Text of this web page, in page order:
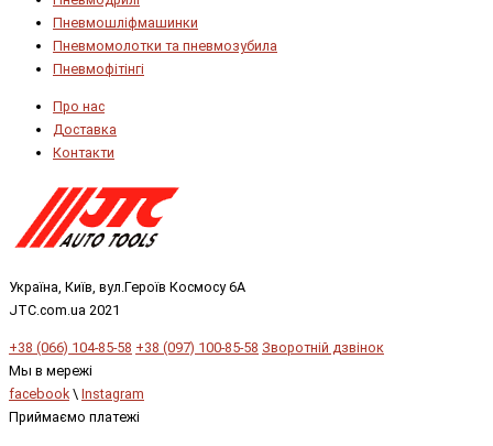
Пневмошліфмашинки
Пневмомолотки та пневмозубила
Пневмофітінгі
Про нас
Доставка
Контакти
Україна, Київ, вул.Героїв Космосу 6А
JTC.com.ua 2021
+38 (066) 104-85-58 +38 (097) 100-85-58 Зворотній дзвінок
Мы в мережі
facebook \ Instagram
Приймаємо платежі